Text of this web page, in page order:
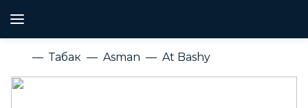
Табак Asman At Bashy